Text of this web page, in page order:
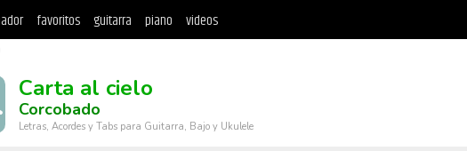
favoritos guitarra piano videos
Carta al cielo
Corcobado
Letras, Acordes y Tabs para Guitarra, Bajo y Ukulele